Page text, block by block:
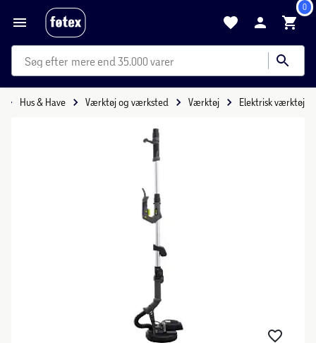
0
mere end 35.000 varer
Hus & Have Værktøj og værksted Værktøj Elektrisk værktøj